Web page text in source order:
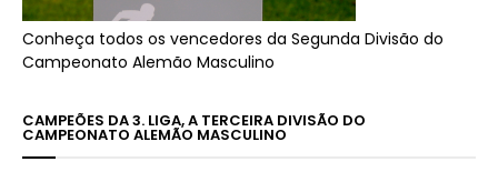
Conheça todos os vencedores da Segunda Divisão do
Campeonato Alemão Masculino
CAMPEÕES DA 3. LIGA, A TERCEIRA DIVISÃO DO
CAMPEONATO ALEMÃO MASCULINO